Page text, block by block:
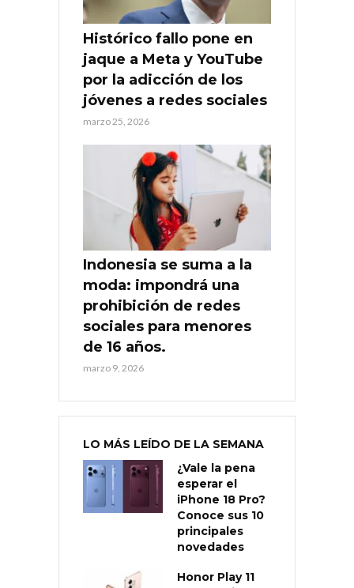
Histórico fallo pone en
jaque a Meta y YouTube
por la adicción de los
jóvenes a redes sociales
marzo 25, 2026
Indonesia se suma a la
moda: impondrá una
prohibición de redes
sociales para menores
de 16 años.
marzo 9, 2026
LO MÁS LEÍDO DE LA SEMANA
¿Vale la pena
esperar el
iPhone 18 Pro?
Conoce sus 10
principales
novedades
Honor Play 11